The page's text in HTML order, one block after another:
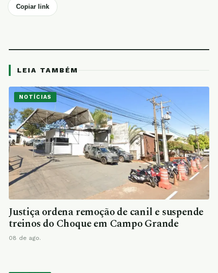
Copiar link
LEIA TAMBÉM
NOTÍCIAS
Justiça ordena remoção de canil e suspende
treinos do Choque em Campo Grande
08 de ago.